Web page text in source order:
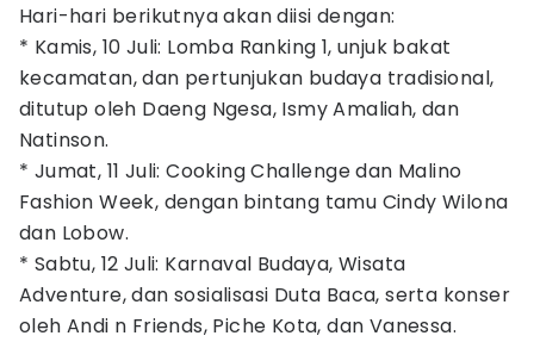
Hari-hari berikutnya akan diisi dengan:
* Kamis, 10 Juli: Lomba Ranking 1, unjuk bakat
kecamatan, dan pertunjukan budaya tradisional,
ditutup oleh Daeng Ngesa, Ismy Amaliah, dan
Natinson.
* Jumat, 11 Juli: Cooking Challenge dan Malino
Fashion Week, dengan bintang tamu Cindy Wilona
dan Lobow.
* Sabtu, 12 Juli: Karnaval Budaya, Wisata
Adventure, dan sosialisasi Duta Baca, serta konser
oleh Andi n Friends, Piche Kota, dan Vanessa.